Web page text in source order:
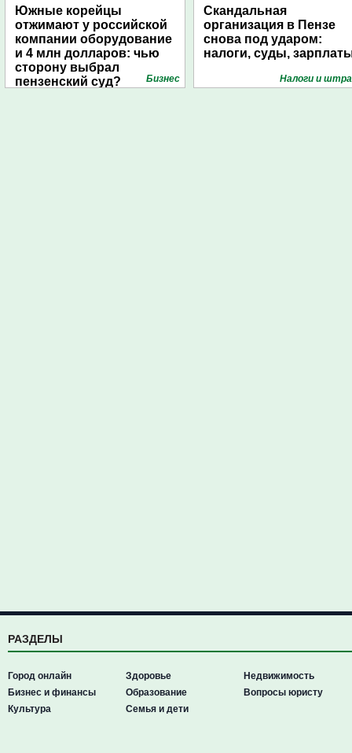
Южные корейцы
отжимают у российской
компании оборудование
и 4 млн долларов: чью
сторону выбрал
пензенский суд?
Бизнес
Скандальная
организация в Пензе
снова под ударом:
налоги, суды,
Налоги и
РАЗДЕЛЫ
Город онлайн
Бизнес и финансы
Культура
Здоровье
Образование
Семья и дети
Недвижимость
Вопросы юристу